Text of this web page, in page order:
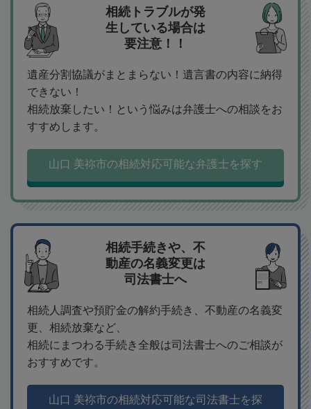
相続トラブルが発
生している場合は
要注意！！
遺産分割協議がまとまらない！遺言書の内容に納得
できない！
相続放棄したい！という悩みは弁護士への相談をお
すすめします。
山口 美祢市の相続対応可能な弁護士を探す
相続手続きや、不
動産の名義変更は
司法書士へ
相続人調査や預貯金の解約手続き、不動産の名義変
更、相続放棄など、
相続にまつわる手続き全般は司法書士へのご相談が
おすすめです。
山口 美祢市の相続対応可能な司法書士を探